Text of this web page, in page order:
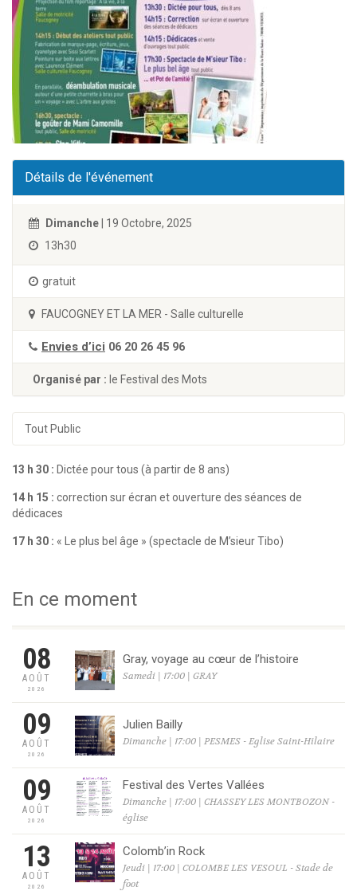
Détails de l'événement
Dimanche | 19 Octobre, 2025
13h30
gratuit
FAUCOGNEY ET LA MER - Salle culturelle
Envies d’ici 06 20 26 45 96
Organisé par : le Festival des Mots
Tout Public
13 h 30 : Dictée pour tous (à partir de 8 ans)
14 h 15 : correction sur écran et ouverture des séances de
dédicaces
17 h 30 : « Le plus bel âge » (spectacle de M’sieur Tibo)
En ce moment
08
AOÛT
2026
Gray, voyage au cœur de l’histoire
Samedi | 17:00 | GRAY
09
AOÛT
2026
Julien Bailly
Dimanche | 17:00 | PESMES - Eglise Saint-Hilaire
09
AOÛT
2026
Festival des Vertes Vallées
Dimanche | 17:00 | CHASSEY LES MONTBOZON -
église
13
AOÛT
2026
Colomb’in Rock
Jeudi | 17:00 | COLOMBE LES VESOUL - Stade de
foot